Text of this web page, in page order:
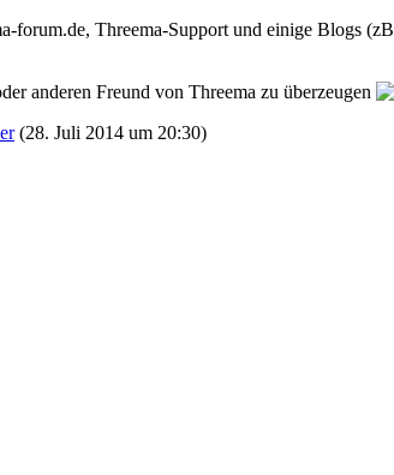
forum.de, Threema-Support und einige Blogs (zB
anderen Freund von Threema zu überzeugen
(28. Juli 2014 um 20:30)